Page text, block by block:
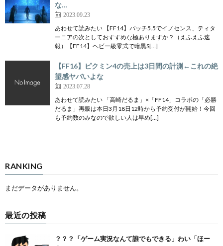
な…
2023.09.23
あわせて読みたい 【FF14】パッチ5.5でイノセンス、ティタ
ーニアの次としておすすめな極ありますか？（えふえふ速
報）【FF14】ヘビー級零式で暗黒S[…]
【FF16】ピクミン4の売上は3日間の計測←これの絶
望感ヤバいよな
2023.07.28
あわせて読みたい 「高崎だるま」×「FF14」コラボの「必勝
だるま」再販は本日3月18日12時から予約受付が開始！今回
も予約数のみなので欲しい人は早め[…]
RANKING
まだデータがありません。
最近の投稿
？？？「ゲーム実況なんて誰でもできる」わい「ほー